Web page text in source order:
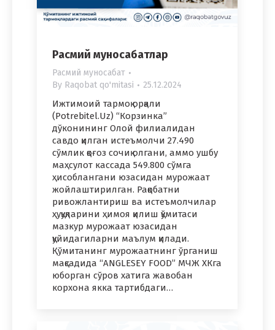
Расмий муносабатлар
Расмий муносабат
By Raqobat qo'mitasi 25.12.2024
Ижтимоий тармоқ орқали
(Potrebitel.Uz) “Корзинка”
дўконининг Олой филиалидан
савдо қилган истеъмолчи 27.490
сўмлик қоғоз сочиқ олгани, аммо ушбу
маҳсулот кассада 549.800 сўмга
ҳисоблангани юзасидан мурожаат
жойлаштирилган. Рақобатни
ривожлантириш ва истеъмолчилар
ҳуқуқларини ҳимоя қилиш қўмитаси
мазкур мурожаат юзасидан
қуйидагиларни маълум қилади.
Қўмитанинг мурожаатнинг ўрганиш
мақсадида “ANGLESEY FOOD” МЧЖ ХКга
юборган сўров хатига жавобан
корхона якка тартибдаги…